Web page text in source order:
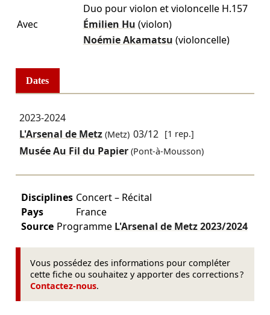
Duo pour violon et violoncelle H.157
Avec
Émilien Hu (violon)
Noémie Akamatsu (violoncelle)
Dates
2023-2024
L'Arsenal de Metz(Metz) 03/12 [1 rep.]
Musée Au Fil du Papier (Pont-à-Mousson)
Disciplines Concert – Récital
Pays
France
Source Programme L'Arsenal de Metz2023/2024
Vous possédez des informations pour compléter
cette fiche ou souhaitez y apporter des corrections ?
Contactez-nous.